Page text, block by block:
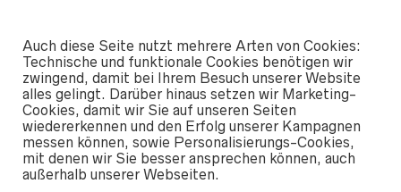
START/ SHOP/OUTERWEAR/PANTS
WOMEN/ HOLDEN W’S STANDARD PANT
SAGE 2018
Auch diese Seite nutzt mehrere Arten von Cookies:
Technische und funktionale Cookies benötigen wir
zwingend, damit bei Ihrem Besuch unserer Website
alles gelingt. Darüber hinaus setzen wir Marketing-
Cookies, damit wir Sie auf unseren Seiten
wiedererkennen und den Erfolg unserer Kampagnen
messen können, sowie Personalisierungs-Cookies,
mit denen wir Sie besser ansprechen können, auch
außerhalb unserer Webseiten.